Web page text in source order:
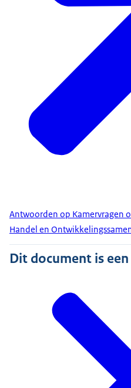
Antwoorden op Kamervragen
Handel en
Dit document is